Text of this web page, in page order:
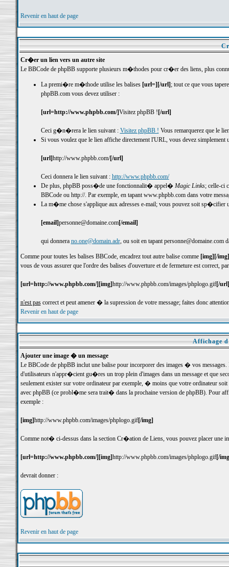
Revenir en haut de page
Cr�er un lien vers un autre site
Le BBCode de phpBB supporte plusieurs m�thodes pour cr�er des liens, plus
La premi�re m�thode utilise les balises [url=][/url] ; tout ce que vous
phpBB.com vous devez utiliser :
[url=http://www.phpbb.com/]Visitez phpBB ! [/url]
Ceci g�n�rera le lien suivant : Visitez phpBB ! Vous remarquerez que le
Si vous voulez que le lien affiche directement l'URL, vous devez simplement
[url]http://www.phpbb.com/[/url]
Ceci donnera le lien suivant : http://www.phpbb.com/
De plus, phpBB poss�de une fonctionnalit� appel� Magic Links; celle-ci
BBCode ou http://. Par exemple, en tapant www.phpbb.com dans votre
La m�me chose s'applique aux adresses e-mail; vous pouvez soit sp�cifier
[email]personne@domaine.com[/email]
qui donnera no.one@domain.adr, ou soit en tapant personne@domaine.com
Comme pour toutes les balises BBCode, encadrez tout autre balise comme [img][/img]
vous de vous assurer que l'ordre des balises d'ouverture et de fermeture est correct,
[url=http://www.phpbb.com/][img]http://www.phpbb.com/images/phplogo.gif[/
n'est pascorrect et peut amener � la supression de votre message; faites donc
Revenir en haut de page
Affichage
Ajouter une image � un message
Le BBCode de phpBB inclut une balise pour incorporer des images � vos
d'utilisateurs n'appr�cient gu�res un trop plein d'images dans un message et que
seulement exister sur votre ordinateur par exemple, � moins que votre ordinateur
avec phpBB (ce probl�me sera trait� dans la prochaine version de phpBB). Pour
exemple :
[img]http://www.phpbb.com/images/phplogo.gif[/img]
Comme not� ci-dessus dans la section Cr�ation de Liens, vous pouvez placer une
[url=http://www.phpbb.com/][img]http://www.phpbb.com/images/phplogo.gif[/
devrait donner :
Revenir en haut de page